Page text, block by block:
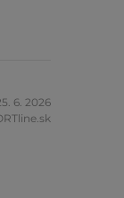
6. 2026